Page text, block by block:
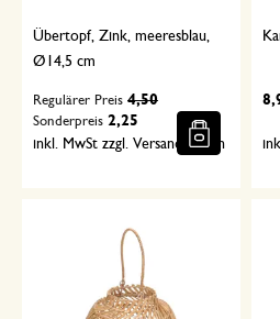
Übertopf, Zink, meeresblau,
Ø14,5 cm
Sonderpreis 2,25
Regulärer Preis 4,50
inkl. MwSt zzgl. Versandkosten